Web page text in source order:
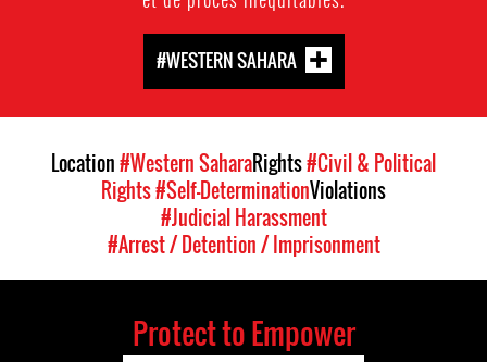
#WESTERN SAHARA
Location#Western SaharaRights#Civil & Political
Rights#Self-DeterminationViolations
#Judicial Harassment
#Arrest / Detention / Imprisonment
Protect to Empower